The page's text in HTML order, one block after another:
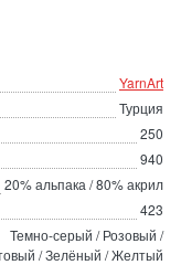
YarnArt
Турция
250
940
20% альпака / 80% акрил
423
Темно-серый / Розовый /
/ Зелёный / Желтый